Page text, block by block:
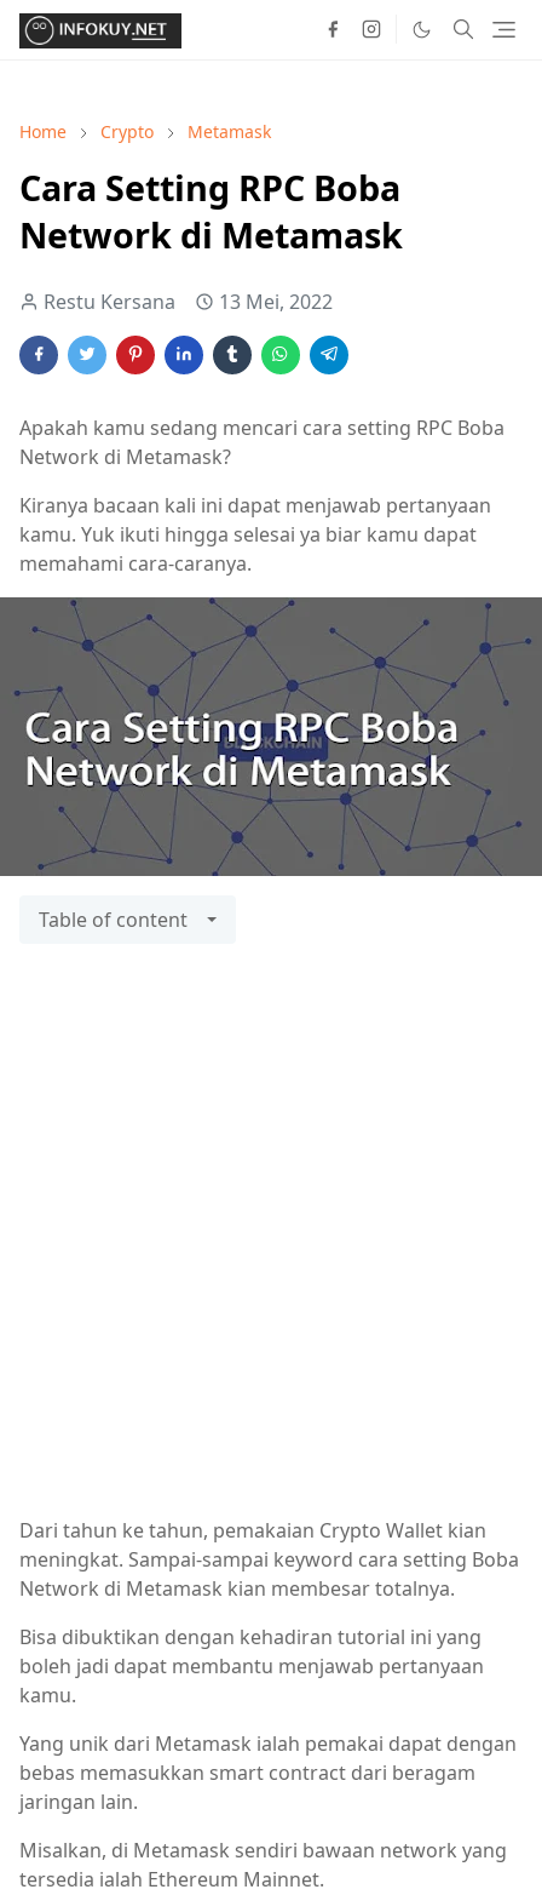
Home Crypto Metamask
Cara Setting RPC Boba
Network di Metamask
Restu Kersana 13 Mei, 2022
Apakah kamu sedang mencari cara setting RPC Boba
Network di Metamask?
Kiranya bacaan kali ini dapat menjawab pertanyaan
kamu. Yuk ikuti hingga selesai ya biar kamu dapat
memahami cara-caranya.
Table of content
Dari tahun ke tahun, pemakaian Crypto Wallet kian
meningkat. Sampai-sampai keyword cara setting Boba
Network di Metamask kian membesar totalnya.
Bisa dibuktikan dengan kehadiran tutorial ini yang
boleh jadi dapat membantu menjawab pertanyaan
kamu.
Yang unik dari Metamask ialah pemakai dapat dengan
bebas memasukkan smart contract dari beragam
jaringan lain.
Misalkan, di Metamask sendiri bawaan network yang
tersedia ialah Ethereum Mainnet.